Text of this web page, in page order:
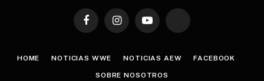
FacebookInstagramYouTube TikTok
HOME NOTICIAS WWE NOTICIAS AEW FACEBOOK
SOBRE NOSOTROS